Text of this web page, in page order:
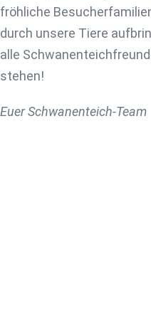
fröhliche
durch unsere Tiere
alle
stehen!
Euer Schwanenteich-Team